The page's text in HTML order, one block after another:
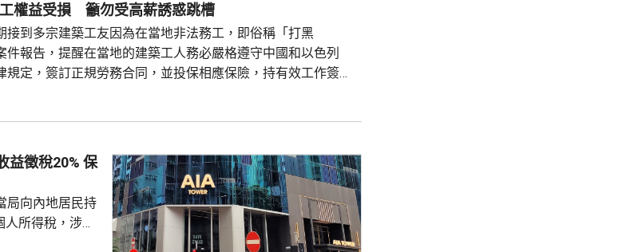
權益受損 籲勿受高薪誘惑跳槽
接到多宗建築工友因為在當地非法務工，即俗稱「打黑
報告，提醒在當地的建築工人務必嚴格遵守中國和以色列
規定，簽訂正規勞務合同，並投保相應保險，持有效工作簽
信不法分子的虛假宣傳和高薪誘惑，輕易跳槽。 使館呼
徵稅20% 保
局向內地居民持
所得稅，涉及